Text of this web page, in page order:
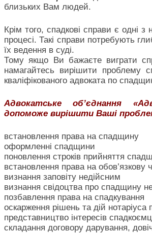
близьких Вам людей.
Крім того, спадкові справи є одні
процесі. Такі справи потребують
їх ведення в суді.
Тому якщо Ви бажаєте виграти
намагайтесь вирішити проблему
кваліфікованого адвоката по
Адвокатське об’єднання
допоможе вирішити Ваші
встановлення права на спадщину
оформленні спадщини
поновлення строків прийняття
встановлення права на обов’язкову
визнання заповіту недійсним
визнання свідоцтва про спадщину
позбавлення права на спадкування
оскарження рішень та дій
представництво інтересів
складання договору дарування,